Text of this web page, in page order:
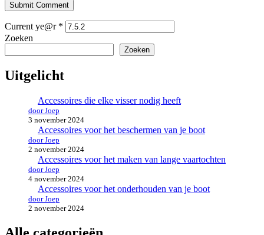
Submit Comment
Current ye@r *
Zoeken
Zoeken
Uitgelicht
Accessoires die elke visser nodig heeft
door Joep
3 november 2024
Accessoires voor het beschermen van je boot
door Joep
2 november 2024
Accessoires voor het maken van lange vaartochten
door Joep
4 november 2024
Accessoires voor het onderhouden van je boot
door Joep
2 november 2024